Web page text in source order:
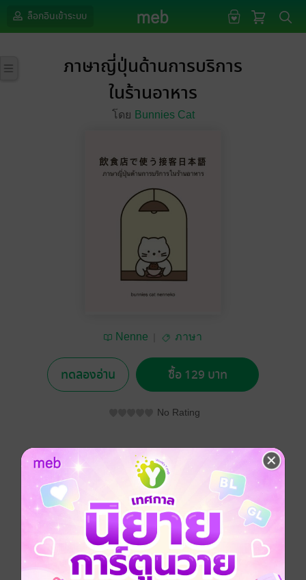
ล็อกอินเข้าระบบ
ภาษาญี่ปุ่นด้านการบริการ
ในร้านอาหาร
โดย Bunnies Cat
Nenne ภาษา
ทดลองอ่าน ซื้อ 129 บาท
No Rating
อยากได้ ซื้อเป็นของขวัญ ติดตาม แชร์
ในปัจจุบันที่ประเทศไทยมีธุระกิจร้านอาหารญี่ปุ่นได้เกิด
ขึ้นมากมายที่เป็นของชาวญี่ปุ่นโดยตรง ทำให้มีความ
ต้องการบุคลากรที่ทำงานในร้านอาหารญี่ปุ่นเพิ่มมากขึ้น